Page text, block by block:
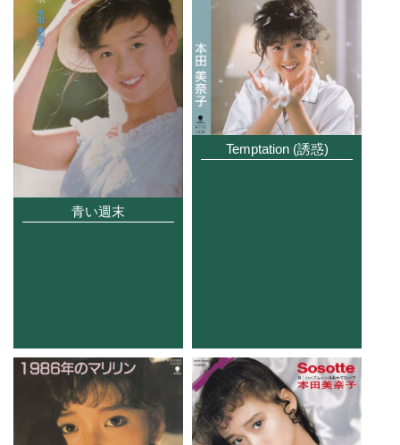
青い週末
Temptation (誘惑)